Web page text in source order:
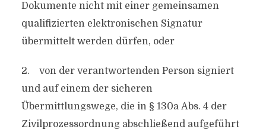
Dokumente nicht mit einer gemeinsamen
qualifizierten elektronischen Signatur
übermittelt werden dürfen, oder
2. von der verantwortenden Person signiert
und auf einem der sicheren
Übermittlungswege, die in § 130a Abs. 4 der
Zivilprozessordnung abschließend aufgeführt